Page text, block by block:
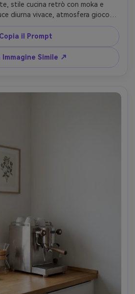
stile cucina retrò con moka e
diurna vivace, atmosfera giocosa
Fujifilm X100V, 23mm, f/2.8, grana
fotorealistico --ar 4:5
Copia il Prompt
Immagine Simile ↗